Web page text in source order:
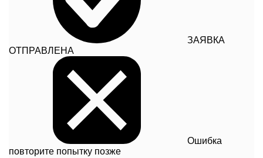
ЗАЯВКА
ОТПРАВЛЕНА
Ошибка
повторите попытку позже